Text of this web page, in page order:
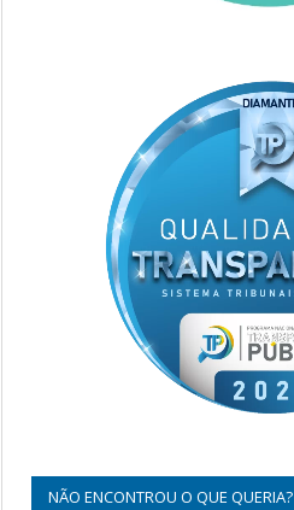
NÃO ENCONTROU O QUE QUERIA?